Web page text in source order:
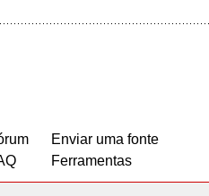
Enviar uma fonte
Ferramentas